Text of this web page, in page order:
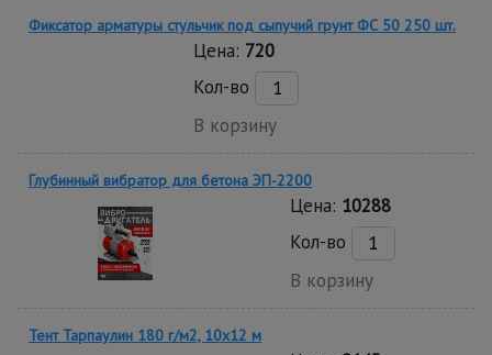
Фиксатор арматуры стульчик под сыпучий грунт ФС 50 250 шт.
Цена: 720
Кол-во
В корзину
Глубинный вибратор для бетона ЭП-2200
Цена: 10288
Кол-во
В корзину
Тент Тарпаулин 180 г/м2, 10х12 м